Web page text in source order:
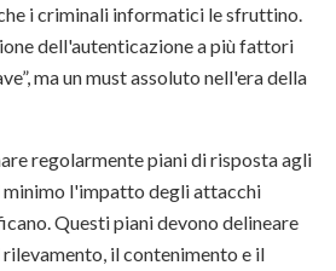
i criminali informatici le sfruttino.
dell'autenticazione a più fattori
ma un must assoluto nell'era della
regolarmente piani di risposta agli
l'impatto degli attacchi
Questi piani devono delineare
il contenimento e il